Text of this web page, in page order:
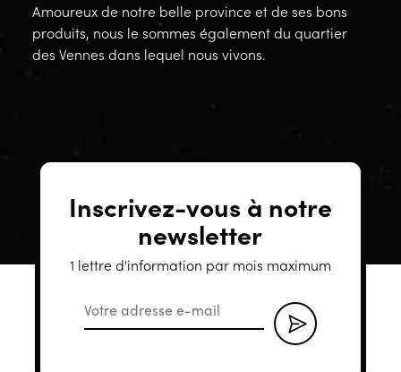
Amoureux de notre belle province et de ses bons
produits, nous le sommes également du quartier
des Vennes dans lequel nous vivons.
Inscrivez-vous à notre
newsletter
1 lettre d'information par mois maximum